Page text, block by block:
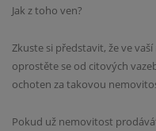
Jak z toho ven?
Zkuste si představit, že ve
oprostěte se od citových
ochoten za takovou
Pokud už nemovitost